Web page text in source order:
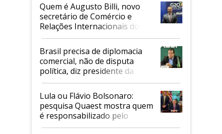
Quem é Augusto Billi, novo
secretário de Comércio e
Relações Internacionais do
Mapa
Brasil precisa de diplomacia
comercial, não de disputa
política, diz presidente da
Faesp
Lula ou Flávio Bolsonaro:
pesquisa Quaest mostra quem
é responsabilizado pelo
tarifaço dos EUA